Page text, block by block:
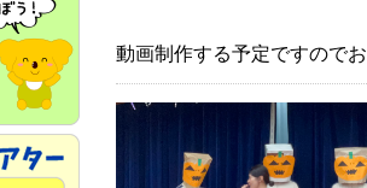
動画制作する予定ですので